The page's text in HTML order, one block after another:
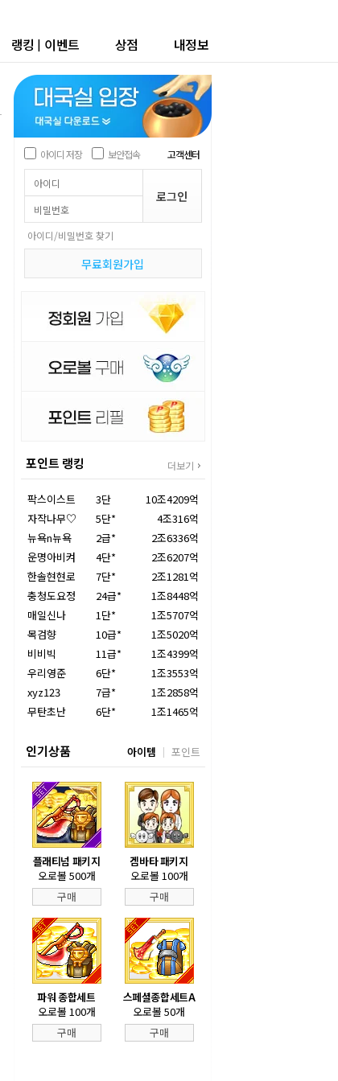
랭킹 | 이벤트 상점 내정보
아이디 저장 보안접속 고객센터
아이디/비밀번호 찾기
무료회원가입
포인트 랭킹 더보기
팍스이스트 3단
10조4209억
자작나무♡
5단*
4조316억
뉴욕n뉴욕
2급*
2조6336억
운명아비켜
4단*
2조6207억
한솔현현로
7단*
2조1281억
충청도요정
24급*
1조8448억
매일신나
1단*
1조5707억
목검향
10급*
1조5020억
비비빅
11급*
1조4399억
우리영준
6단*
1조3553억
xyz123
7급*
1조2858억
무탄초난
6단* 1조1465억
인기상품 아이템 포인트
플래티넘 패키지
오로볼 500개
구매
겜바타 패키지
오로볼 100개
구매
파워 종합세트
오로볼 100개
구매
스페셜종합세트A
오로볼 50개
구매